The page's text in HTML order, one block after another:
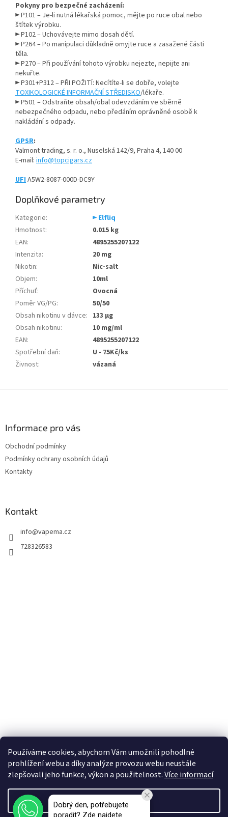
Používáme cookies, abychom Vám umožnili pohodlné
prohlížení webu a díky analýze provozu webu neustále
zlepšovali jeho funkce, výkon a použitelnost.Více informací
Nastavení
Pokyny pro bezpečné zacházení:
► P101 – Je-li nutná lékařská pomoc, mějte po ruce obal nebo
štítek výrobku.
► P102 – Uchovávejte mimo dosah dětí.
► P264 – Po manipulaci důkladně omyjte ruce a zasažené části
těla.
► P270 – Při používání tohoto výrobku nejezte, nepijte ani
nekuřte.
► P301+P312 – PŘI POŽITÍ: Necítíte-li se dobře, volejte
TOXIKOLOGICKÉ INFORMAČNÍ STŘEDISKO/lékaře.
► P501 – Odstraňte obsah/obal odevzdáním ve sběrně
nebezpečného odpadu, nebo předáním oprávněné osobě k
nakládání s odpady.
GPSR:
Valmont trading, s. r. o., Nuselská 142/9, Praha 4, 140 00
E-mail: info@topcigars.cz
UFIA5W2-8087-000D-DC9Y
Doplňkové parametry
Kategorie:
► Elfliq
Hmotnost:
0.015 kg
EAN:
4895255207122
Intenzita:
20 mg
Nikotin:
Nic-salt
Objem:
10ml
Příchuť:
Ovocná
Poměr VG/PG:
50/50
Obsah nikotinu v dávce: 133 µg
Obsah nikotinu:
10 mg/ml
EAN:
4895255207122
Spotřební daň:
U - 75Kč/ks
Živnost: vázaná
Informace pro vás
Obchodní podmínky
Podmínky ochrany osobních údajů
Kontakty
Kontakt
info@vapema.cz
728326583
Vytvořil Shoptet Premium
Dobrý den, potřebujete
poradit? Zde najdete